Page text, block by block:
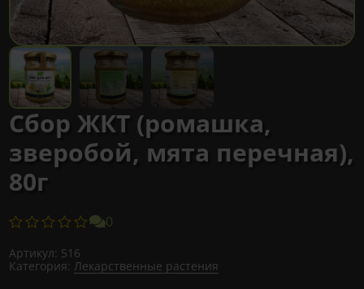
Сбор ЖКТ (ромашка,
зверобой, мята перечная),
80г
0
Артикул: 516
Категория:Лекарственные растения